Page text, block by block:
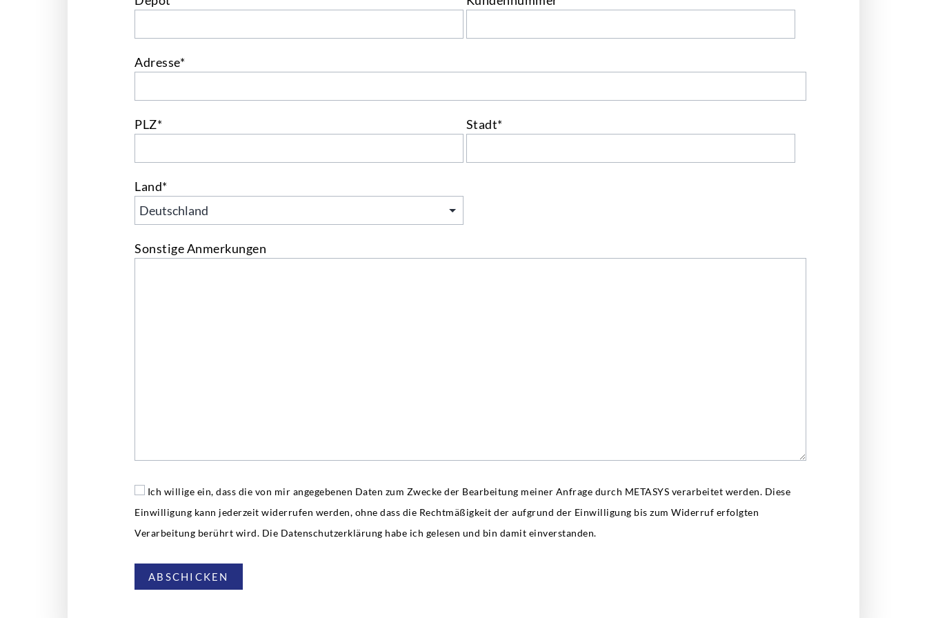
Adresse*
PLZ* Stadt*
Land*
Sonstige Anmerkungen
Ich willige ein, dass die von mir angegebenen Daten zum Zwecke der Bearbeitung meiner Anfrage durch METASYS verarbeitet werden. Diese
Einwilligung kann jederzeit widerrufen werden, ohne dass die Rechtmäßigkeit der aufgrund der Einwilligung bis zum Widerruf erfolgten
Verarbeitung berührt wird. Die Datenschutzerklärung habe ich gelesen und bin damit einverstanden.